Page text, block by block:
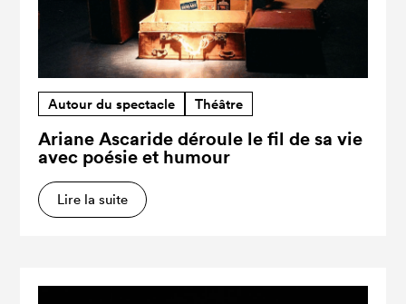
Autour du spectacle Théâtre
Ariane Ascaride déroule le fil de sa vie
avec poésie et humour
Lire la suite